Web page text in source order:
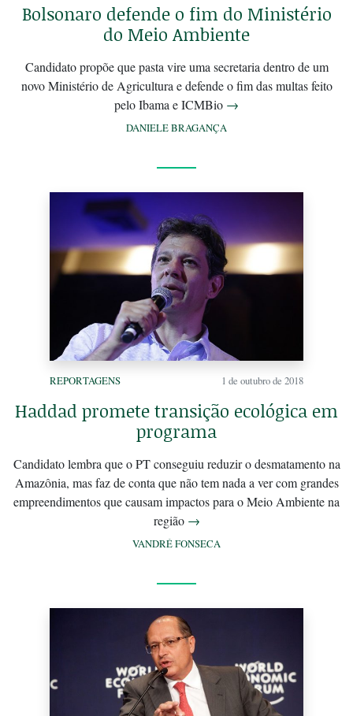
Bolsonaro defende o fim do Ministério
do Meio Ambiente
Candidato propõe que pasta vire uma secretaria dentro de um
novo Ministério de Agricultura e defende o fim das multas feito
pelo Ibama e ICMBio →
DANIELE BRAGANÇA
REPORTAGENS 1 de outubro de 2018
Haddad promete transição ecológica em
programa
Candidato lembra que o PT conseguiu reduzir o desmatamento na
Amazônia, mas faz de conta que não tem nada a ver com grandes
empreendimentos que causam impactos para o Meio Ambiente na
região →
VANDRÉ FONSECA